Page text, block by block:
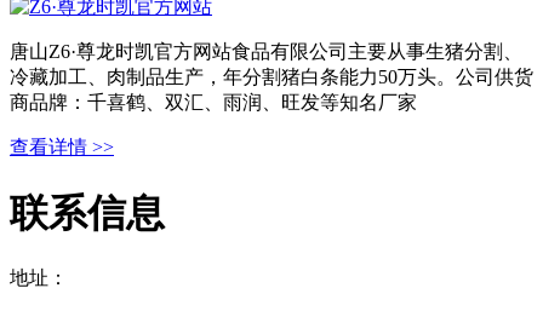
唐山Z6·尊龙时凯官方网站食品有限公司主要从事生猪分割、
冷藏加工、肉制品生产，年分割猪白条能力50万头。公司供货
商品牌：千喜鹤、双汇、雨润、旺发等知名厂家
查看详情 >>
联系信息
地址：